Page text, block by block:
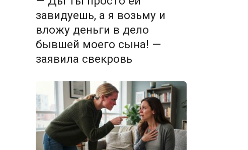
завидуешь, а я возьму и
вложу деньги в дело
бывшей моего сына! —
заявила свекровь